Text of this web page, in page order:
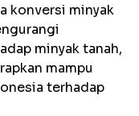
konversi minyak
minyak tanah,
mampu
terhadap